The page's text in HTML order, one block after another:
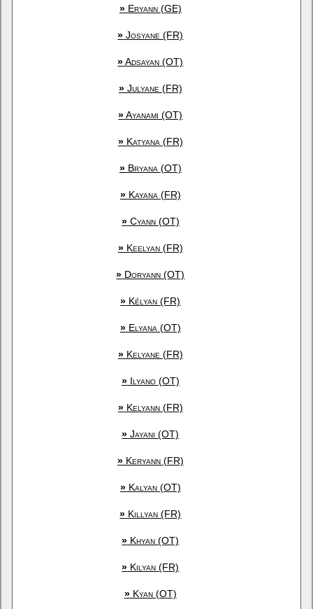
»Eryann (GE)
» Josyane (FR)
»Adsayan (OT)
»Julyane (FR)
»Ayanami (OT)
»Katyana (FR)
»Bryana (OT)
»Kayana (FR)
»Cyann (OT)
»Keelyan (FR)
» Doryann (OT)
» Kélyan (FR)
»Elyana (OT)
»Kelyane (FR)
»Ilyano (OT)
»Kelyann (FR)
» Jayani (OT)
»Keryann (FR)
»Kalyan (OT)
» Killyan (FR)
» Khyan (OT)
» Kilyan (FR)
»Kyan (OT)